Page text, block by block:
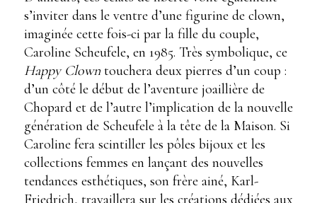
s’inviter dans le ventre d’une figurine de clown,
imaginée cette fois-ci par la fille du couple,
Caroline Scheufele, en 1985. Très symbolique, ce
Happy Clowntouchera deux pierres d’un coup :
d’un côté le début de l’aventure joaillière de
Chopard et de l’autre l’implication de la nouvelle
génération de Scheufele à la tête de la Maison. Si
Caroline fera scintiller les pôles bijoux et les
collections femmes en lançant des nouvelles
tendances esthétiques, son frère ainé, Karl-
Friedrich, travaillera sur les créations dédiées aux